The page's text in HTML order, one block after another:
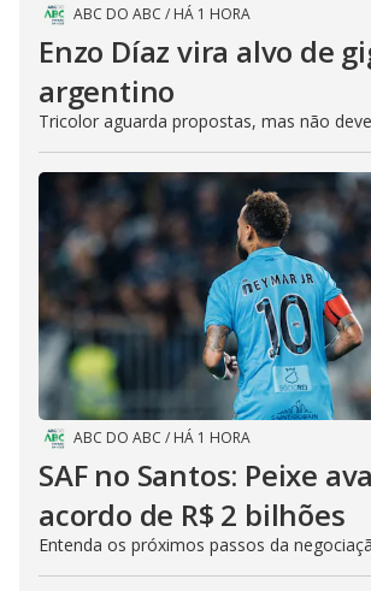
ABC DO ABC / HÁ 1 HORA
Enzo Díaz vira alvo de
argentino
Tricolor aguarda propostas, mas não
ABC DO ABC / HÁ 1 HORA
SAF no Santos: Peixe
acordo de R$ 2 bilhões
Entenda os próximos passos da